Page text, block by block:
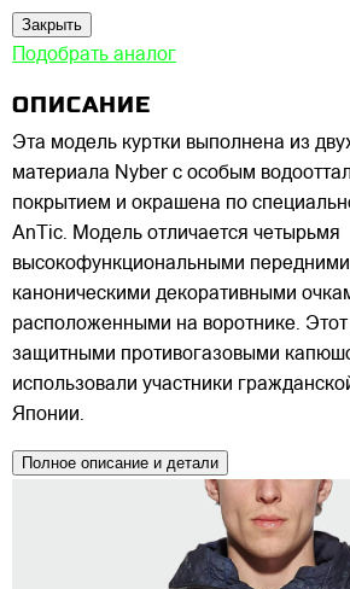
Закрыть
Подобрать аналог
ОПИСАНИЕ
Эта модель куртки выполнена из
материала Nyber c особым
покрытием и окрашена по
AnTic. Модель отличается четырьмя
высокофункциональными
каноническими декоративными
расположенными на воротнике.
защитными противогазовыми
использовали участники
Японии.
Полное описание и детали